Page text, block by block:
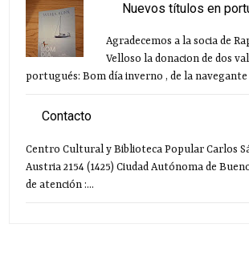
Nuevos títulos en
Agradecemos a la socia de
Velloso la donacion de dos
portugués: Bom día inverno , de la navegante
Contacto
Centro Cultural y Biblioteca Popular Carlos
Austria 2154 (1425) Ciudad Autónoma de
de atención :...